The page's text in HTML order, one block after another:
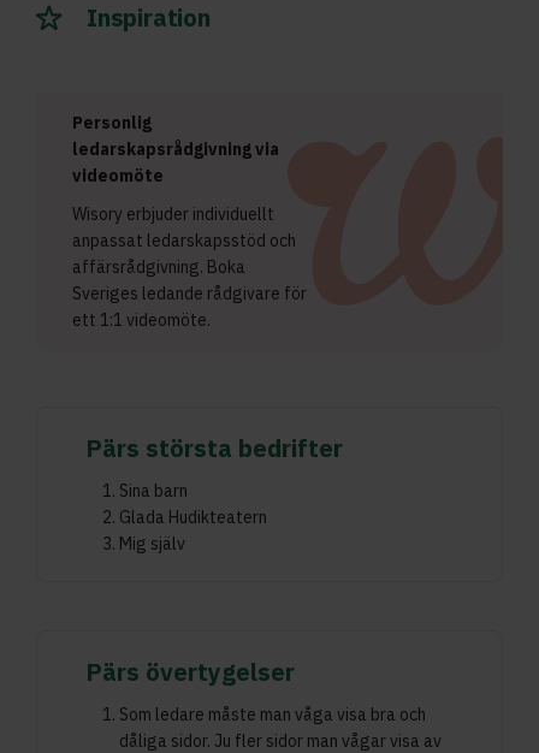
Inspiration
Personlig
ledarskapsrådgivning via
videomöte
Wisory erbjuder individuellt
anpassat ledarskapsstöd och
affärsrådgivning. Boka
Sveriges ledande rådgivare för
ett 1:1 videomöte.
Pärs största bedrifter
Sina barn
Glada Hudikteatern
Mig själv
Pärs övertygelser
Som ledare måste man våga visa bra och
dåliga sidor. Ju fler sidor man vågar visa av